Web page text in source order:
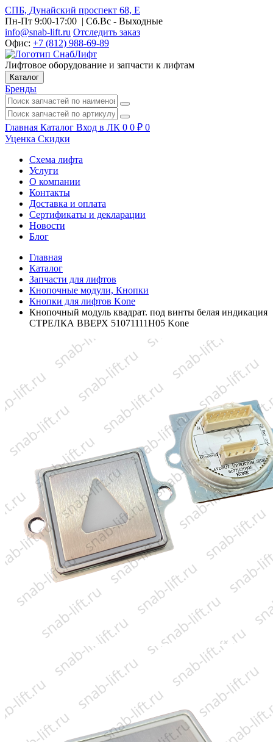
СПБ, Дунайский проспект 68, Е
Пн-Пт 9:00-17:00 | Сб.Вс - Выходные
info@snab-lift.ru Отследить заказ
Офис: +7 (812) 988-69-89
Лифтовое оборудование и запчасти к лифтам
Каталог
Бренды
Главная Каталог Вход в ЛК 0 0 ₽ 0
Уценка Скидки
Схема лифта
Услуги
О компании
Контакты
Доставка и оплата
Сертификаты и декларации
Новости
Блог
Главная
Каталог
Запчасти для лифтов
Кнопочные модули, Кнопки
Кнопки для лифтов Kone
Кнопочный модуль квадрат. под винты белая индикация
СТРЕЛКА ВВЕРХ 51071111H05 Kone